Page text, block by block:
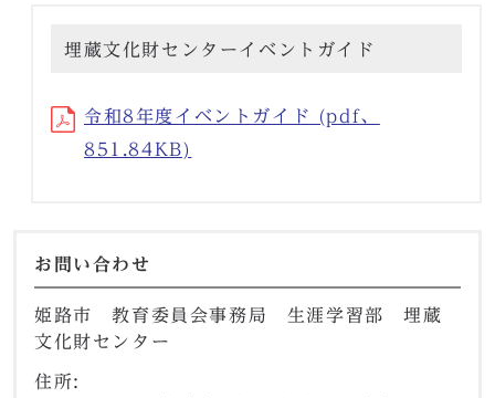
埋蔵文化財センターイベントガイド
令和8年度イベントガイド (pdf、
851.84KB)
お問い合わせ
姫路市 教育委員会事務局 生涯学習部 埋蔵
文化財センター
住所: